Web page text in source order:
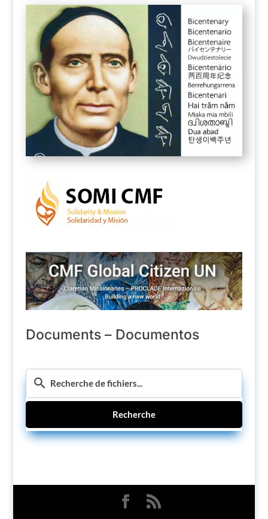
Documents – Documentos
Recherche